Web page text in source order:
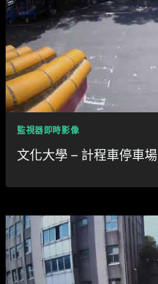
監視器即時影像
文化大學 – 計程車停車場